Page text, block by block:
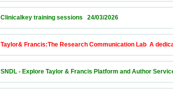
Clinicalkey training sessions   24/03/2026
Taylor& Francis:The Research Communication Lab  A
SNDL - Explore Taylor & Francis Platform and